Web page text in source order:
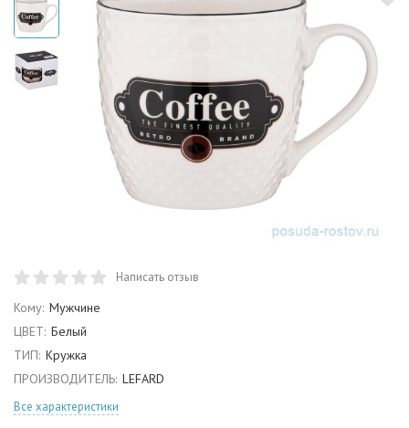
Написать отзыв
Кому: Мужчине
ЦВЕТ: Белый
ТИП: Кружка
ПРОИЗВОДИТЕЛЬ: LEFARD
Все характеристики